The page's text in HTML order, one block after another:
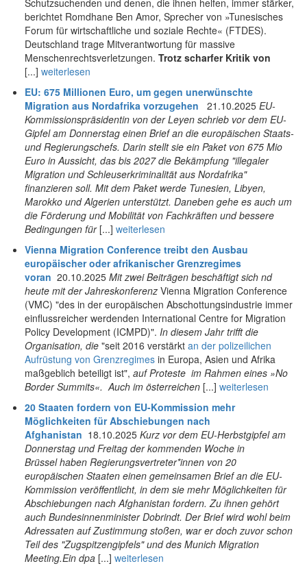
Schutzsuchenden und denen, die ihnen helfen, immer stärker,
berichtet Romdhane Ben Amor, Sprecher von »Tunesisches
Forum für wirtschaftliche und soziale Rechte« (FTDES).
Deutschland trage Mitverantwortung für massive
Menschenrechtsverletzungen. Trotz scharfer Kritik von
[...] weiterlesen
EU: 675 Millionen Euro, um gegen unerwünschte
Migration aus Nordafrika vorzugehen
21.10.2025 EU-
Kommissionspräsidentin von der Leyen schrieb vor dem EU-
Gipfel am Donnerstag einen Brief an die europäischen Staats-
und Regierungschefs. Darin stellt sie ein Paket von 675 Mio
Euro in Aussicht, das bis 2027 die Bekämpfung "illegaler
Migration und Schleuserkriminalität aus Nordafrika"
finanzieren soll. Mit dem Paket werde Tunesien, Libyen,
Marokko und Algerien unterstützt. Daneben gehe es auch um
die Förderung und Mobilität von Fachkräften und bessere
Bedingungen für[...] weiterlesen
Vienna Migration Conference treibt den Ausbau
europäischer oder afrikanischer Grenzregimes
voran 20.10.2025 Mit zwei Beiträgen beschäftigt sich nd
heute mit der Jahreskonferenz Vienna Migration Conference
(VMC) "des in der europäischen Abschottungsindustrie immer
einflussreicher werdenden International Centre for Migration
Policy Development (ICMPD)". In diesem Jahr trifft die
Organisation, die "seit 2016 verstärkt an der polizeilichen
Aufrüstung von Grenzregimes in Europa, Asien und Afrika
maßgeblich beteiligt ist", auf Proteste im Rahmen eines »No
Border Summits«.Auch im österreichen [...] weiterlesen
20 Staaten fordern von EU-Kommission mehr
Möglichkeiten für Abschiebungen nach
Afghanistan 18.10.2025 Kurz vor dem EU-Herbstgipfel am
Donnerstag und Freitag der kommenden Woche in
Brüssel haben Regierungsvertreter*innen von 20
europäischen Staaten einen gemeinsamen Brief an die EU-
Kommission veröffentlicht, in dem sie mehr Möglichkeiten für
Abschiebungen nach Afghanistan fordern. Zu ihnen gehört
auch Bundesinnenminister Dobrindt. Der Brief wird wohl beim
Adressaten auf Zustimmung stoßen, war er doch zuvor schon
Teil des "Zugspitzengipfels" und des Munich Migration
Meeting.Ein dpa [...] weiterlesen